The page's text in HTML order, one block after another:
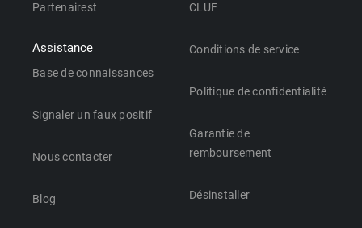
Partenairest
Assistance
Base de connaissances
Signaler un faux positif
Nous contacter
Blog
CLUF
Conditions de service
Politique de confidentialité
Garantie de
remboursement
Désinstaller